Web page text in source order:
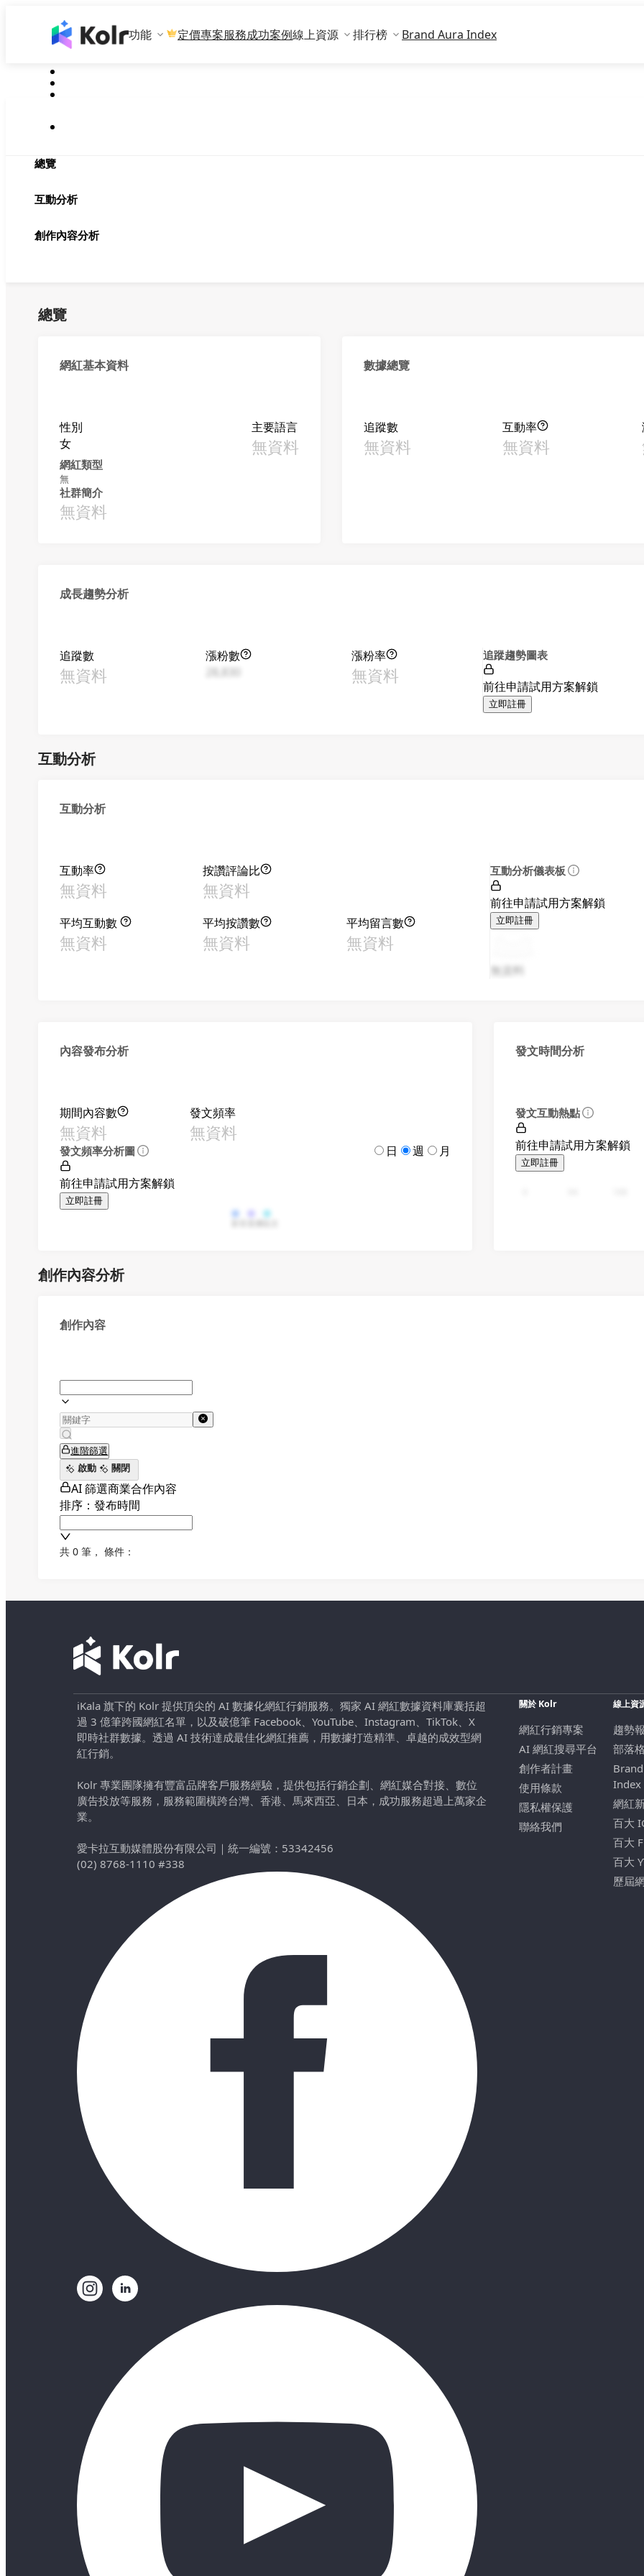
功能 定價專案服務成功案例線上資源 排行榜 Brand Aura Index
總覽
互動分析
創作內容分析
總覽
網紅基本資料
性別
女
主要語言
無資料
網紅類型
無
社群簡介
無資料
數據總覽
追蹤數
無資料
互動率
無資料
成長趨勢分析
追蹤數
無資料
漲粉數
漲粉率
無資料
追蹤趨勢圖表
前往申請試用方案解鎖
立即註冊
互動分析
互動分析
互動率
無資料
按讚評論比
無資料
平均互動數
無資料
平均按讚數
無資料
平均留言數
無資料
互動分析儀表板
前往申請試用方案解鎖
立即註冊
無資料
內容發布分析
期間內容數
無資料
發文頻率
無資料
發文頻率分析圖 日 週 月
前往申請試用方案解鎖
立即註冊
發文時間分析
發文互動熱點
前往申請試用方案解鎖
立即註冊
創作內容分析
創作內容
進階篩選
啟動
關閉
AI 篩選商業合作內容
排序：發布時間
共 0 筆 ， 條件：
iKala 旗下的 Kolr 提供頂尖的 AI 數據化網紅行銷服務。獨家 AI 網紅數據資料庫囊括超
過 3 億筆跨國網紅名單，以及破億筆 Facebook、YouTube、Instagram、TikTok、X
即時社群數據。透過 AI 技術達成最佳化網紅推薦，用數據打造精準、卓越的成效型網
紅行銷。
Kolr 專業團隊擁有豐富品牌客戶服務經驗，提供包括行銷企劃、網紅媒合對接、數位
廣告投放等服務，服務範圍橫跨台灣、香港、馬來西亞、日本，成功服務超過上萬家企
業。
愛卡拉互動媒體股份有限公司 ｜ 統一編號：53342456
(02) 8768-1110 #338
關於 Kolr
網紅行銷專案
AI 網紅搜尋平台
創作者計畫
使用條款
隱私權保護
聯絡我們
線上資
趨勢
部落格
Index
網紅
百大
百大
百大
歷屆